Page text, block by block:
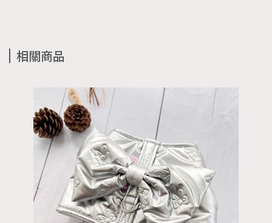
相關商品